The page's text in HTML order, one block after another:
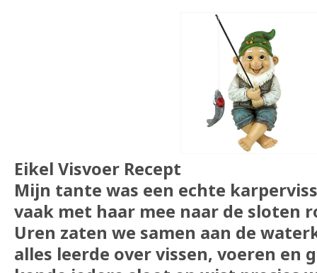
Eikel Visvoer Recept
Mijn tante was een echte
vaak met haar mee naar de sloten
Uren zaten we samen aan de
alles leerde over vissen, voeren en